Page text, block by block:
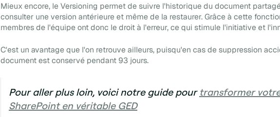
Mieux encore, leVersioning permet de suivre l'historique du document
consulter une version antérieure et même de la restaurer. Grâce à cette
membres de l'équipe ont donc le droit à l'erreur, ce qui stimule l'initiative et
C'est un avantage que l'on retrouve ailleurs, puisqu'en cas de suppression
document est conservé pendant 93 jours.
Pour aller plus loin, voici notre guide pour transformer
SharePoint en véritable GED